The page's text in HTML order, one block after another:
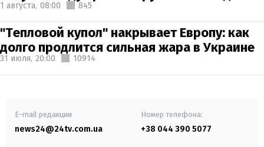
1 августа, 08:00 845
"Тепловой купол" накрывает Европу: как
долго продлится сильная жара в Украине
31 июля, 20:00 10914
E-mail редакции
news24@24tv.com.ua
Номер телефона:
+38 044 390 5077